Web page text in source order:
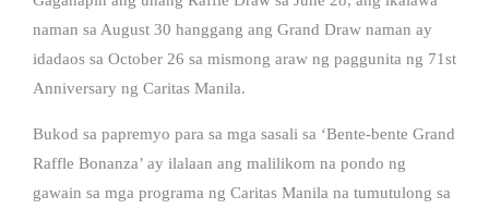
naman sa August 30 hanggang ang Grand Draw naman ay
idadaos sa October 26 sa mismong araw ng paggunita ng 71st
Anniversary ng Caritas Manila.
Bukod sa papremyo para sa mga sasali sa ‘Bente-bente Grand
Raffle Bonanza’ ay ilalaan ang malilikom na pondo ng
gawain sa mga programa ng Caritas Manila na tumutulong sa